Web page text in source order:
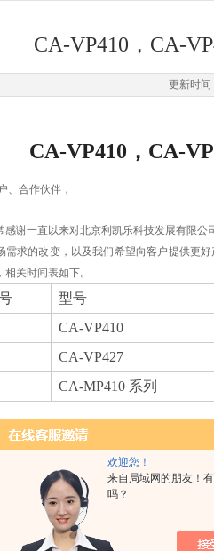
欢迎您！
来自局域网的朋友！
吗？
CA-VP410，CA-
更新时
CA-VP410，CA-
、合作伙伴，
感谢一直以来对北京利凯乐科技发展有限公
需求的改变，以及我们希望向客户提供更
关时间表如下。
型号
CA-VP410
CA-VP427
CA-MP410 系列
，请洽询对应的区域负责人，或者通过北京
分析仪CA-410系列
号，快速、高分辨率，支持HDR、广色域